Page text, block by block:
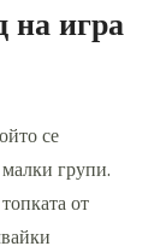
на игра
се
групи.
от